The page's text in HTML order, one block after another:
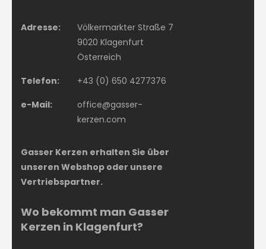
Adresse:
Völkermarkter Straße 7
9020 Klagenfurt
Österreich
Telefon:
+43 (0) 650 4277376
e-Mail:
office@gasser-
kerzen.com
Gasser Kerzen erhalten Sie über
unseren Webshop oder unsere
Vertriebspartner.
Wo bekommt man Gasser
Kerzen in Klagenfurt?